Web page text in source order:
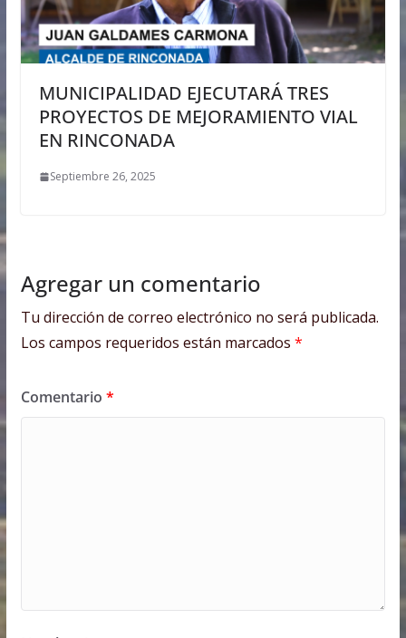
MUNICIPALIDAD EJECUTARÁ TRES
PROYECTOS DE MEJORAMIENTO VIAL
EN RINCONADA
Septiembre 26, 2025
Agregar un comentario
Tu dirección de correo electrónico no será publicada.
Los campos requeridos están marcados *
Comentario *